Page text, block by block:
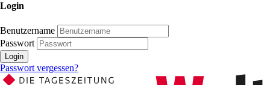
Login
Benutzername
Passwort
Login
Passwort vergessen?